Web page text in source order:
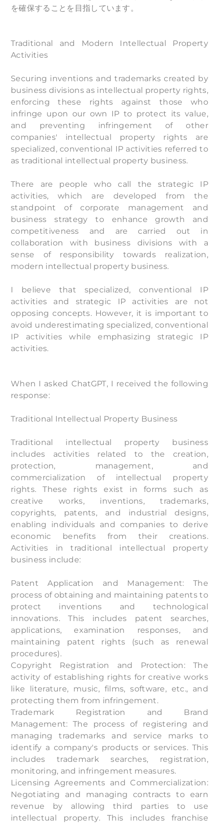
を確保することを目指しています。
Traditional and Modern Intellectual Property
Activities
Securing inventions and trademarks created by
business divisions as intellectual property rights,
enforcing these rights against those who
infringe upon our own IP to protect its value,
and preventing infringement of other
companies' intellectual property rights are
specialized, conventional IP activities referred to
as traditional intellectual property business.
There are people who call the strategic IP
activities, which are developed from the
standpoint of corporate management and
business strategy to enhance growth and
competitiveness and are carried out in
collaboration with business divisions with a
sense of responsibility towards realization,
modern intellectual property business.
I believe that specialized, conventional IP
activities and strategic IP activities are not
opposing concepts. However, it is important to
avoid underestimating specialized, conventional
IP activities while emphasizing strategic IP
activities.
When I asked ChatGPT, I received the following
response:
Traditional Intellectual Property Business
Traditional intellectual property business
includes activities related to the creation,
protection, management, and
commercialization of intellectual property
rights. These rights exist in forms such as
creative works, inventions, trademarks,
copyrights, patents, and industrial designs,
enabling individuals and companies to derive
economic benefits from their creations.
Activities in traditional intellectual property
business include:
Patent Application and Management: The
process of obtaining and maintaining patents to
protect inventions and technological
innovations. This includes patent searches,
applications, examination responses, and
maintaining patent rights (such as renewal
procedures).
Copyright Registration and Protection: The
activity of establishing rights for creative works
like literature, music, films, software, etc., and
protecting them from infringement.
Trademark Registration and Brand
Management: The process of registering and
managing trademarks and service marks to
identify a company's products or services. This
includes trademark searches, registration,
monitoring, and infringement measures.
Licensing Agreements and Commercialization:
Negotiating and managing contracts to earn
revenue by allowing third parties to use
intellectual property. This includes franchise